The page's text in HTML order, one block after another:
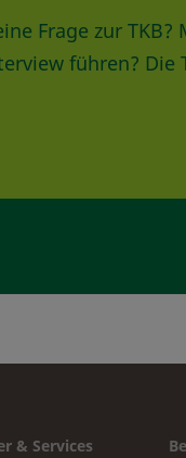
Frage zur
führen?
& Services